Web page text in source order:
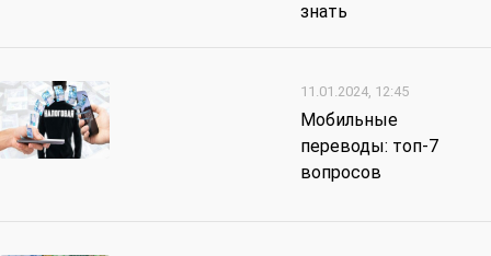
знать
11.01.2024, 12:45
Мобильные
переводы: топ-7
вопросов